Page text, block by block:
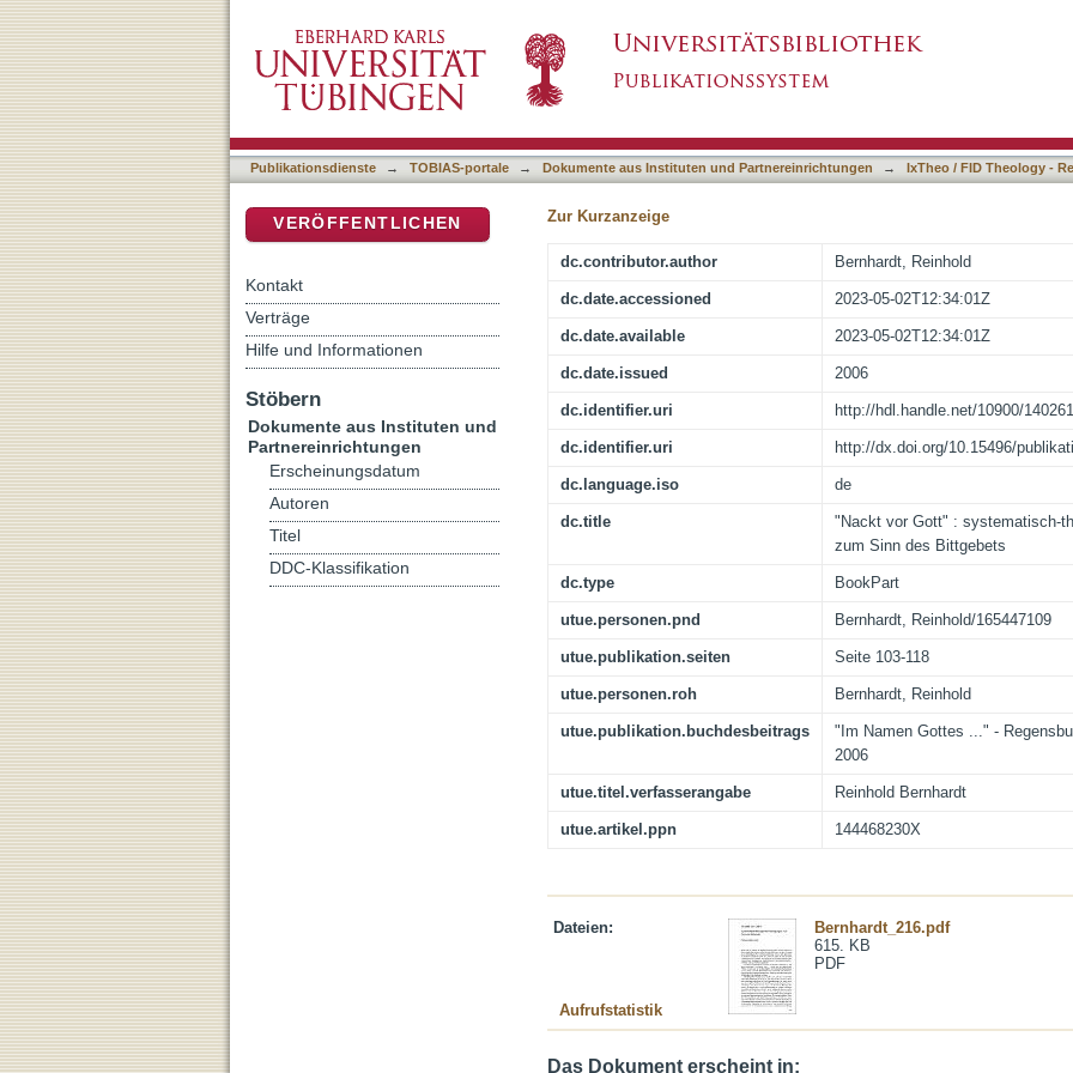
Publikationsdienste → TOBIAS-portale → Dokumente aus Instituten und Partnereinrichtungen → IxTheo / FID Theology -
Zur Kurzanzeige
dc.contributor.author Bernhardt, Reinhold
dc.date.accessioned 2023-05-02T12:34:01Z
dc.date.available 2023-05-02T12:34:01Z
dc.date.issued 2006
dc.identifier.uri http://hdl.handle.net/10900/140261
dc.identifier.uri http://dx.doi.org/10.15496/
dc.language.iso de
dc.title
"Nackt vor Gott" : systematisch-
zum Sinn des Bittgebets
dc.type BookPart
utue.personen.pnd Bernhardt, Reinhold/165447109
utue.publikation.seiten Seite 103-118
utue.personen.roh Bernhardt, Reinhold
utue.publikation.buchdesbeitrags
"Im Namen Gottes ..." -
2006
utue.titel.verfasserangabe Reinhold Bernhardt
utue.artikel.ppn 144468230X
Dateien:
Bernhardt_216.pdf
615. KB
PDF
Aufrufstatistik
Das Dokument erscheint in:
VERÖFFENTLICHEN
Kontakt
Verträge
Hilfe und Informationen
Stöbern
Dokumente aus Instituten und
Partnereinrichtungen
Erscheinungsdatum
Autoren
Titel
DDC-Klassifikation